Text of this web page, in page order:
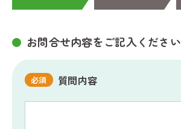
お問合せ内容をご記入ください
必須 質問内容